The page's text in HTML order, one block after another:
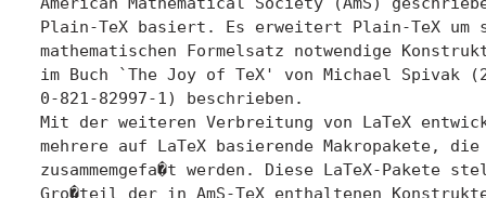
Plain-TeX basiert. Es erweitert Plain-TeX
mathematischen Formelsatz notwendige
im Buch `The Joy of TeX' von Michael Spivak
0-821-82997-1) beschrieben.
Mit der weiteren Verbreitung von LaTeX
mehrere auf LaTeX basierende Makropakete, die
zusammemgefa�t werden. Diese LaTeX-Pakete
Gro�teil der in AmS-TeX enthaltenen